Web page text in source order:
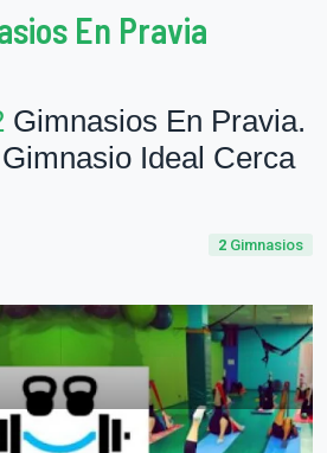
En Pravia
Gimnasios En Pravia.
Ideal Cerca
2 Gimnasios